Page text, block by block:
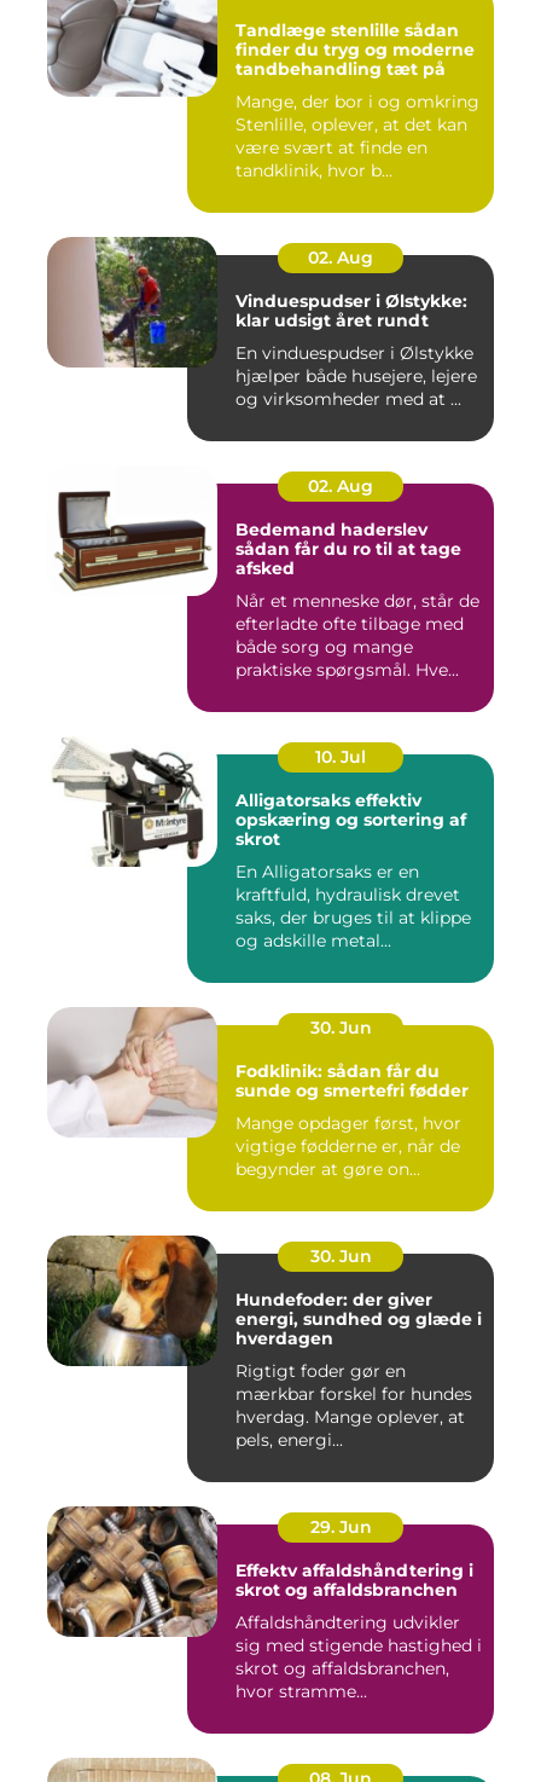
Tandlæge stenlille sådan
finder du tryg og moderne
tandbehandling tæt på
Mange, der bor i og omkring
Stenlille, oplever, at det kan
være svært at finde en
tandklinik, hvor b...
02. Aug
Vinduespudser i Ølstykke:
klar udsigt året rundt
En vinduespudser i Ølstykke
hjælper både husejere, lejere
og virksomheder med at ...
02. Aug
Bedemand haderslev
sådan får du ro til at tage
afsked
Når et menneske dør, står de
efterladte ofte tilbage med
både sorg og mange
praktiske spørgsmål. Hve...
10. Jul
Alligatorsaks effektiv
opskæring og sortering af
skrot
En Alligatorsaks er en
kraftfuld, hydraulisk drevet
saks, der bruges til at klippe
og adskille metal...
30. Jun
Fodklinik: sådan får du
sunde og smertefri fødder
Mange opdager først, hvor
vigtige fødderne er, når de
begynder at gøre on...
30. Jun
Hundefoder: der giver
energi, sundhed og glæde i
hverdagen
Rigtigt foder gør en
mærkbar forskel for hundes
hverdag. Mange oplever, at
pels, energi...
29. Jun
Effektv affaldshåndtering i
skrot og affaldsbranchen
Affaldshåndtering udvikler
sig med stigende hastighed i
skrot og affaldsbranchen,
hvor stramme...